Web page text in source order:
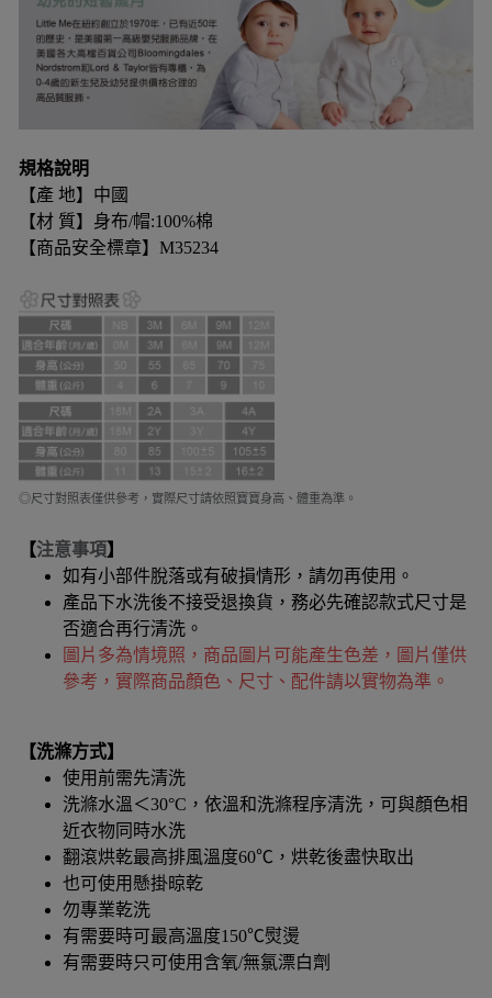
規格說明
【產 地】中國
【材 質】身布/帽:100%棉
【商品安全標章】M35234
◎尺寸對照表僅供參考，實際尺寸請依照寶寶身高、體重為準。
【注意事項】
如有小部件脫落或有破損情形，請勿再使用。
產品下水洗後不接受退換貨，務必先確認款式尺寸是
否適合再行清洗。
圖片多為情境照，商品圖片可能產生色差，圖片僅供
參考，實際商品顏色、尺寸、配件請以實物為準。
【洗滌方式】
使用前需先清洗
洗滌水溫＜30°C，依溫和洗滌程序清洗，可與顏色相
近衣物同時水洗
翻滾烘乾最高排風溫度60℃，烘乾後盡快取出
也可使用懸掛晾乾
勿專業乾洗
有需要時可最高溫度150℃熨燙
有需要時只可使用含氧/無氯漂白劑